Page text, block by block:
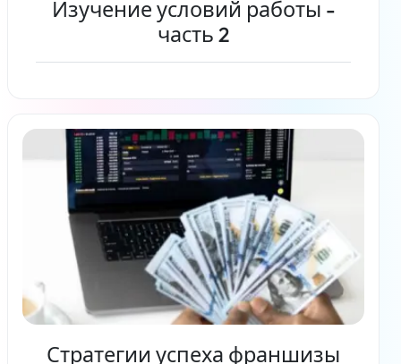
Изучение условий работы -
часть 2
Читать дальше
Стратегии успеха франшизы